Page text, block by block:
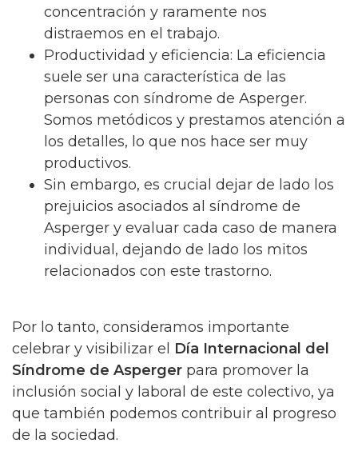
concentración y raramente nos
distraemos en el trabajo.
Productividad y eficiencia: La eficiencia
suele ser una característica de las
personas con síndrome de Asperger.
Somos metódicos y prestamos atención a
los detalles, lo que nos hace ser muy
productivos.
Sin embargo, es crucial dejar de lado los
prejuicios asociados al síndrome de
Asperger y evaluar cada caso de manera
individual, dejando de lado los mitos
relacionados con este trastorno.
Por lo tanto, consideramos importante
celebrar y visibilizar el Día Internacional del
Síndrome de Asperger para promover la
inclusión social y laboral de este colectivo, ya
que también podemos contribuir al progreso
de la sociedad.